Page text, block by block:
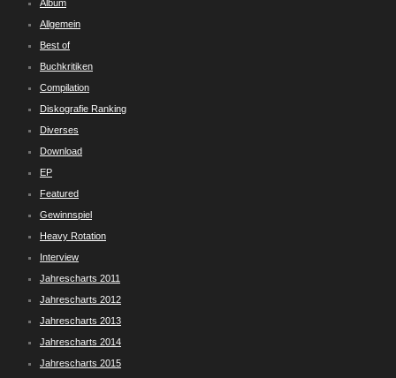
Album
Allgemein
Best of
Buchkritiken
Compilation
Diskografie Ranking
Diverses
Download
EP
Featured
Gewinnspiel
Heavy Rotation
Interview
Jahrescharts 2011
Jahrescharts 2012
Jahrescharts 2013
Jahrescharts 2014
Jahrescharts 2015